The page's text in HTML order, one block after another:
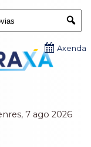
7 ago 2026
Axenda